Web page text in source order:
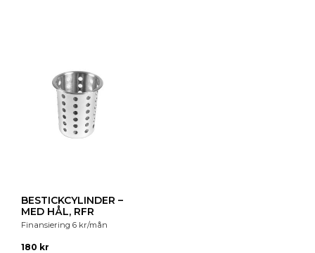
BESTICKCYLINDER –
MED HÅL, RFR
Finansiering 6 kr/mån
180 kr